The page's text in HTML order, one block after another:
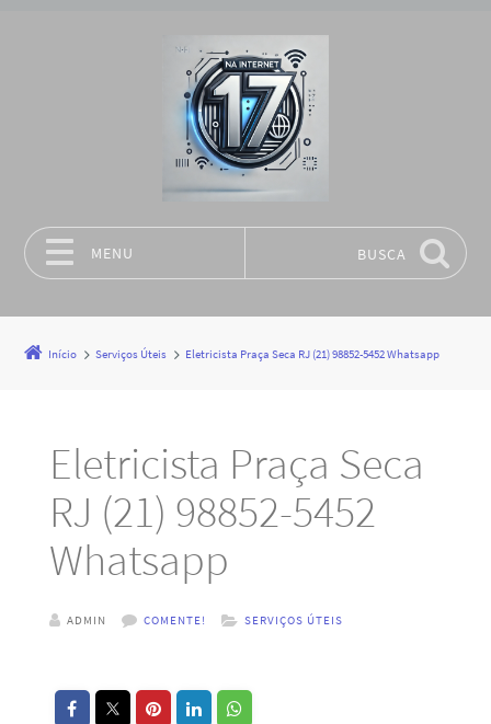
MENU BUSCA
Início Serviços Úteis Eletricista Praça Seca RJ (21) 98852-5452 Whatsapp
Eletricista Praça Seca
RJ (21) 98852-5452
Whatsapp
ADMIN COMENTE! SERVIÇOS ÚTEIS